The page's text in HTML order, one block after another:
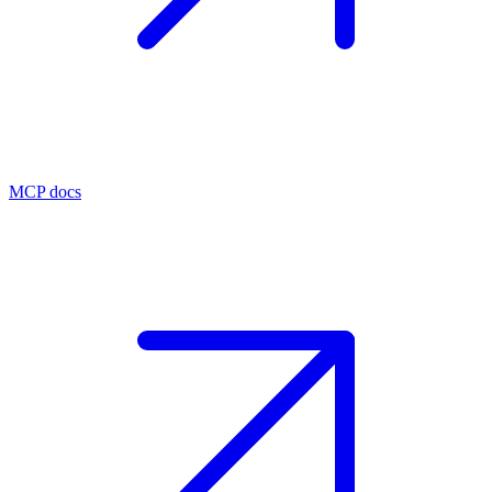
MCP docs